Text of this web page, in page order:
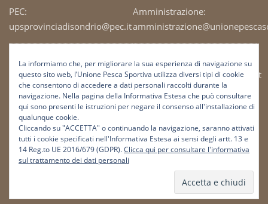
PEC:
upsprovinciadisondrio@pec.it
Codice Fiscale: 93003690141
Amministrazione:
Ufficio tecnico:
tecnico@unionepescasondrio.it
Informazioni:
info@unionepescasondrio.it
La informiamo che, per migliorare la sua esperienza di navigazione su
questo sito web, l’Unione Pesca Sportiva utilizza diversi tipi di cookie
che consentono di accedere a dati personali raccolti durante la
navigazione. Nella pagina della Informativa Estesa che può consultare
qui sono presenti le istruzioni per negare il consenso all'installazione di
qualunque cookie.
Cliccando su "ACCETTA" o continuando la navigazione, saranno attivati
tutti i cookie specificati nell'Informativa Estesa ai sensi degli artt. 13 e
14 Reg.to UE 2016/679 (GDPR).Clicca qui per consultare l'informativa
sul trattamento dei dati personali